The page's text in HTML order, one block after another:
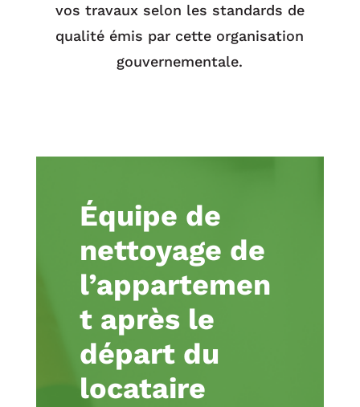
vos travaux selon les standards de
qualité émis par cette organisation
gouvernementale.
Équipe de
nettoyage de
l’appartemen
t après le
départ du
locataire